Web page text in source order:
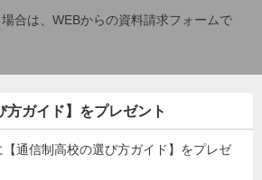
合は、WEBからの資料請求フォームで
方ガイド】をプレゼント
通信制高校の選び方ガイド】をプレゼ